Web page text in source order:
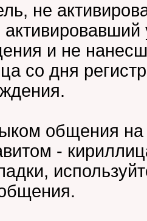
не
и не
со дня
общения на
-